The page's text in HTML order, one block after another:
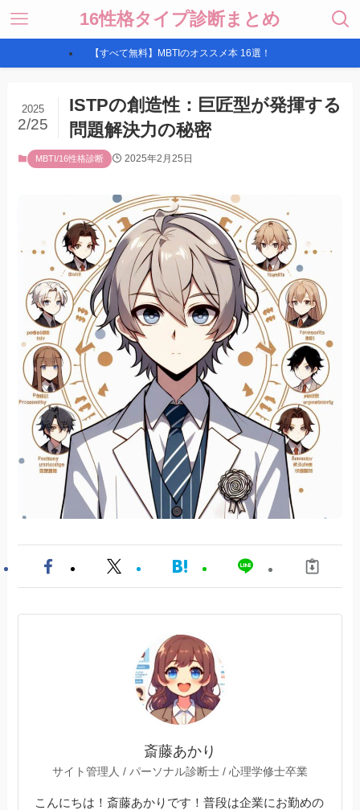
16性格タイプ診断まとめ
【すべて無料】MBTIのオススメ本 16選！
ISTPの創造性：巨匠型が発揮する
問題解決力の秘密
2025
2/25
MBTI/16性格診断 2025年2月25日
斎藤あかり
サイト管理人 / パーソナル診断士 / 心理学修士卒業
こんにちは！斎藤あかりです！普段は企業にお勤めの